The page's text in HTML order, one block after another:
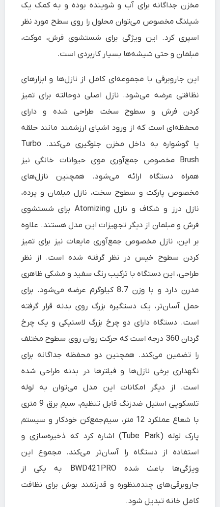
مخزن جداگانه برای آب و شوینده بوده و به کمک یک
شیلنگ مخصوص می‌توان محلول را روی سطح مورد نظر
اسپری کرد. این ویژگی برای شستشوی فرش، موکت،
مبلمان و حتی شیشه‌ها بسیار کاربردی است.
این جاروبرقی با مجموعه‌ای کامل از نازل‌ها و ابزارهای
نظافتی عرضه می‌شود. نازل اصلی دوحالته برای تمیز
کردن فرش و سطوح سخت طراحی شده و دارای
محفظه‌ای است که از ورود اشیای ارزشمند مانند حلقه
یا گوشواره به داخل مخزن جلوگیری می‌کند. Turbo
Brush مخصوص جمع‌آوری موی حیوانات خانگی نیز
همراه دستگاه ارائه می‌شود. همچنین نازل‌های
مخصوص پارکت و سطوح سخت، نازل مبلمان و پرده،
نازل درز و شکاف و نازل Atomizing برای شستشوی
فرش و مبلمان از دیگر تجهیزات این مدل هستند. علاوه
بر این، نازل مخصوص جمع‌آوری مایعات نیز برای تمیز
کردن سطوح خیس در نظر گرفته شده است. از نظر
طراحی، این دستگاه با ترکیب رنگ سفید و مشکی ظاهری
مدرن دارد و با وزن 8.7 کیلوگرم عرضه می‌شود. برای
حمل آسان‌تر، یک دستگیره بزرگ روی بدنه قرار گرفته
است. دستگاه دارای دو چرخ بزرگ لاستیکی و یک چرخ
گردان 360 درجه است که حرکت روان روی سطوح مختلف
را تضمین می‌کند. همچنین دو محفظه جداگانه برای
نگهداری برخی نازل‌ها و فیلترها در بدنه طراحی شده
است. از دیگر امکانات این مدل می‌توان به لوله
تلسکوپی استیل ضدزنگ قابل تنظیم، سیم برق 9 متری
با شعاع عملکرد 12 متر، سیم‌جمع‌کن خودکار و سیستم
پارک لوله (Tube Park) اشاره کرد که ذخیره‌سازی و
استفاده از دستگاه را آسان‌تر می‌کند. مجموع این
ویژگی‌ها باعث شده BWD421PRO به یکی از
جاروبرقی‌های چندمنظوره و قدرتمند بوش برای نظافت
کامل خانه تبدیل شود.